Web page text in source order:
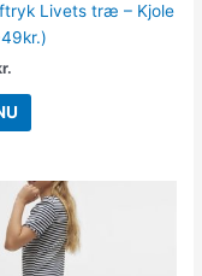
Livets træ – Kjole